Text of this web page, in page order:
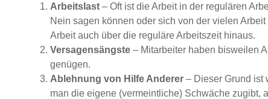
Arbeitslast – Oft ist die Arbeit in der regulären
Nein sagen können oder sich von der vielen
Arbeit auch über die reguläre Arbeitszeit hinaus.
Versagensängste – Mitarbeiter haben bisweilen
genügen.
Ablehnung von Hilfe Anderer – Dieser Grund ist
man die eigene (vermeintliche) Schwäche zugibt,